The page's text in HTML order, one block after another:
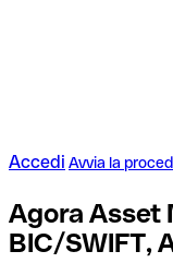
Accedi Avvia la
Agora Asset
BIC/SWIFT,